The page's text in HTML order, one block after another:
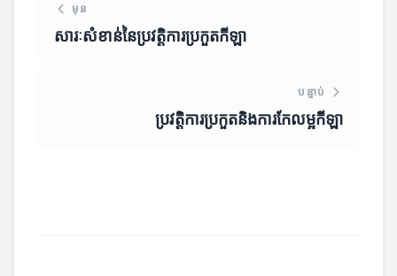
មុន
សារៈសំខាន់នៃប្រវត្តិការប្រកួតកីឡា
បន្ទាប់
ប្រវត្តិការប្រកួតនិងការកែលម្អកីឡា